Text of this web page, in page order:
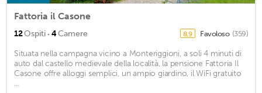
Fattoria il Casone
12Ospiti · 4Camere 8,9 Favoloso (359)
Situata nella campagna vicino a Monteriggioni, a soli 4 minuti di
auto dal castello medievale della località, la pensione Fattoria Il
Casone offre alloggi semplici, un ampio giardino, il WiFi gratuito
...